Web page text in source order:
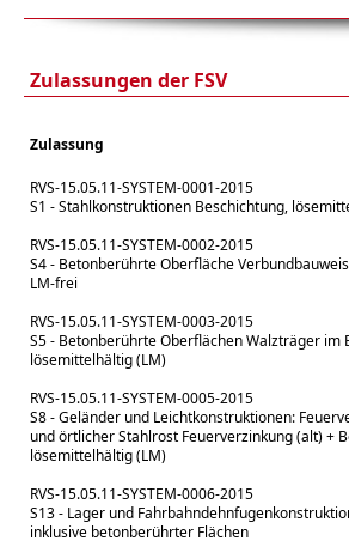
Zulassungen der FSV
Zulassung
RVS-15.05.11-SYSTEM-0001-2015
S1 - Stahlkonstruktionen Beschichtung,
RVS-15.05.11-SYSTEM-0002-2015
S4 - Betonberührte Oberfläche
LM-frei
RVS-15.05.11-SYSTEM-0003-2015
S5 - Betonberührte Oberflächen Walzträger im
lösemittelhältig (LM)
RVS-15.05.11-SYSTEM-0005-2015
S8 - Geländer und Leichtkonstruktionen:
und örtlicher Stahlrost Feuerverzinkung (alt) +
lösemittelhältig (LM)
RVS-15.05.11-SYSTEM-0006-2015
S13 - Lager und
inklusive betonberührter Flächen